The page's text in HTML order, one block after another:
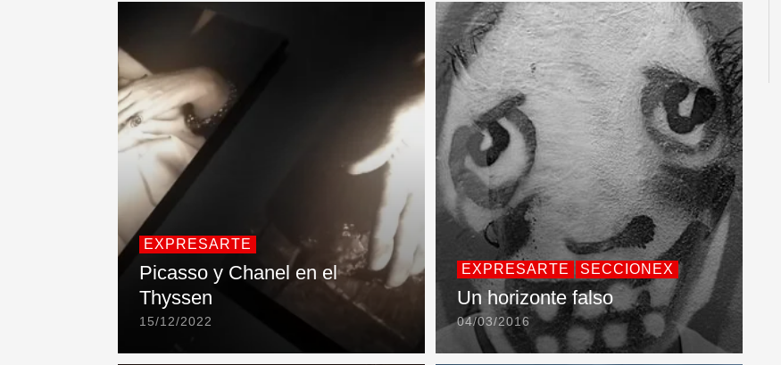
EXPRESARTE
Picasso y Chanel en el
Thyssen
15/12/2022
EXPRESARTE SECCIONEX
Un horizonte falso
04/03/2016